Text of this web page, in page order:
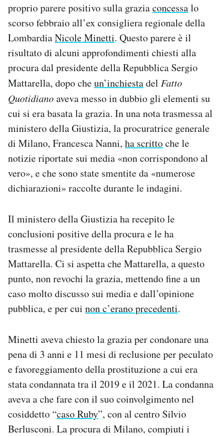
Notifiche mobile
Regala il Post
Esci
proprio parere positivo sulla graziaconcessalo
scorso febbraio all’ex consigliera regionale della
LombardiaNicole Minetti. Questo parere è il
risultato di alcuni approfondimenti chiesti alla
procura dal presidente della Repubblica Sergio
Mattarella, dopo cheun’inchiestadel Fatto
Quotidianoaveva messo in dubbio gli elementi su
cui si era basata la grazia. In una nota trasmessa al
ministero della Giustizia, la procuratrice generale
di Milano, Francesca Nanni, ha scrittoche le
notizie riportate sui media «non corrispondono al
vero», e che sono state smentite da «numerose
dichiarazioni» raccolte durante le indagini.
Il ministero della Giustizia ha recepito le
conclusioni positive della procura e le ha
trasmesse al presidente della Repubblica Sergio
Mattarella. Ci si aspetta che Mattarella, a questo
punto, non revochi la grazia, mettendo fine a un
caso molto discusso sui media e dall’opinione
pubblica, e per cui non c’erano precedenti.
Minetti aveva chiesto la grazia per condonare una
pena di 3 anni e 11 mesi di reclusione per peculato
e favoreggiamento della prostituzione a cui era
stata condannata tra il 2019 e il 2021. La condanna
aveva a che fare con il suo coinvolgimento nel
cosiddetto “caso Ruby”, con al centro Silvio
Berlusconi. La procura di Milano, compiuti i